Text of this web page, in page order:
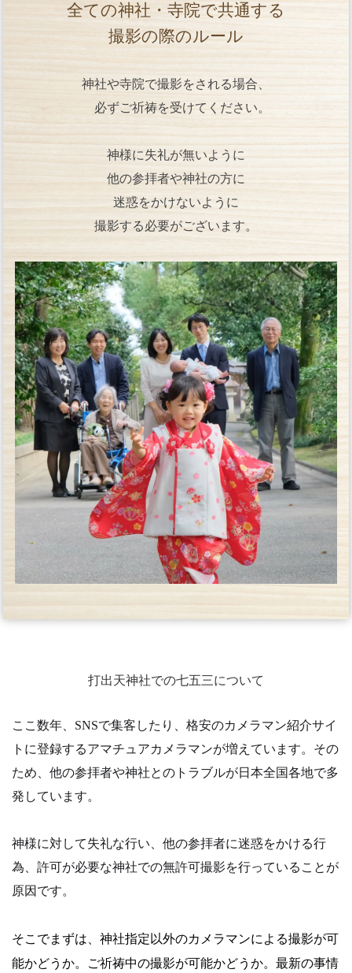
全ての神社・寺院で共通する
撮影の際のルール
神社や寺院で撮影をされる場合、
必ずご祈祷を受けてください。
神様に失礼が無いように
他の参拝者や神社の方に
迷惑をかけないように
撮影する必要がございます。
打出天神社での七五三について
ここ数年、SNSで集客したり、格安のカメラマン紹介サイ
トに登録するアマチュアカメラマンが増えています。その
ため、他の参拝者や神社とのトラブルが日本全国各地で多
発しています。
神様に対して失礼な行い、他の参拝者に迷惑をかける行
為、許可が必要な神社での無許可撮影を行っていることが
原因です。
そこでまずは、神社指定以外のカメラマンによる撮影が可
能かどうか。 ご祈祷中の撮影が可能かどうか。 最新の事情